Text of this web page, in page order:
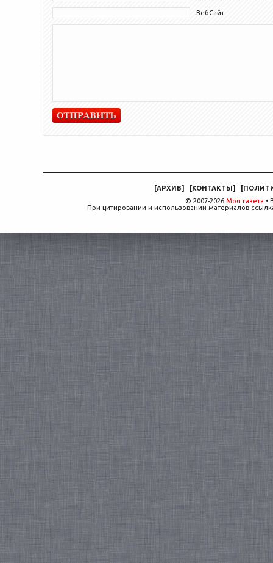
ВебСайт
[АРХИВ] [КОНТАКТЫ] [
© 2007-2026 Моя газета •
При цитировании и использовании материалов